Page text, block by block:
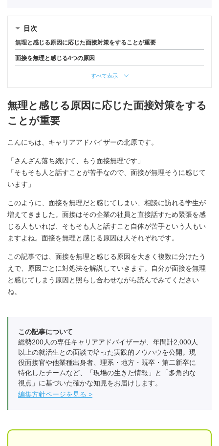
目次
無理と感じる原因に応じた面接対策をすることが重要
面接を無理と感じる4つの原因
すべて表示
無理と感じる原因に応じた面接対策をする
ことが重要
こんにちは、キャリアアドバイザーの北原です。
「さんざん落ち続けて、もう面接無理です」
「そもそも人と話すことが苦手なので、面接が無理そうに感じて
います」
このように、面接を無理だと感じてしまい、相談に訪れる学生が
増えてきました。面接はその企業の社員と直接話すため緊張を感
じる人もいれば、そもそも人と話すこと自体が苦手という人もい
ますよね。面接を無理と感じる原因は人それぞれです。
この記事では、面接を無理と感じる原因を大きく複数に分けたう
えで、原因ごとに対処法を解説していきます。自分が面接を無理
と感じてしまう原因と照らし合わせながら読んでみてください
ね。
この記事について
総勢200人の専任キャリアアドバイザーが、年間計2,000人
以上の就活生との面談で培った実践的ノウハウを公開。現
役面接官や他業種出身者、理系・地方・既卒・第二新卒に
特化したチームなど、「現場の生きた情報」と「多角的な
視点」に基づいた確かな知見をお届けします。
編集方針ページを見る